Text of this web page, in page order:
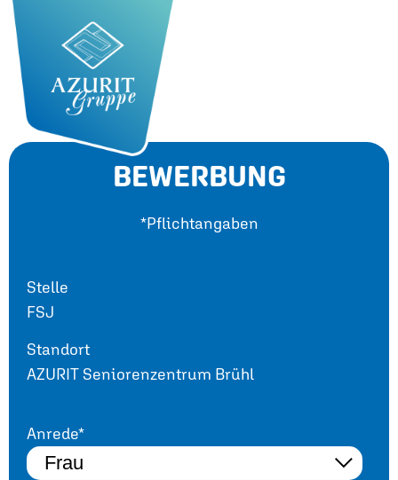
BEWERBUNG
*Pflichtangaben
Stelle
FSJ
Standort
AZURIT Seniorenzentrum Brühl
Anrede*